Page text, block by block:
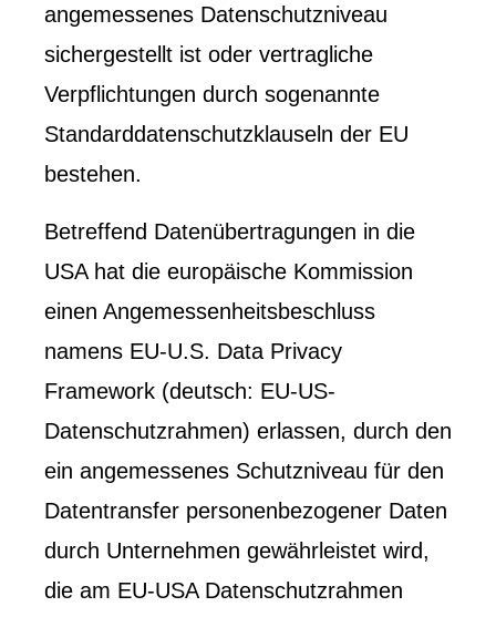
angemessenes Datenschutzniveau
sichergestellt ist oder vertragliche
Verpflichtungen durch sogenannte
Standarddatenschutzklauseln der EU
bestehen.
Betreffend Datenübertragungen in die
USA hat die europäische Kommission
einen Angemessenheitsbeschluss
namens EU-U.S. Data Privacy
Framework (deutsch: EU-US-
Datenschutzrahmen) erlassen, durch den
ein angemessenes Schutzniveau für den
Datentransfer personenbezogener Daten
durch Unternehmen gewährleistet wird,
die am EU-USA Datenschutzrahmen